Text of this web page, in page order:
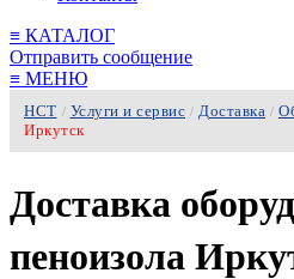
≡ КАТАЛОГ
Отправить сообщение
≡ МЕНЮ
НСТ / Услуги и сервис / Доставка /
Иркутск
Доставка
пеноизола